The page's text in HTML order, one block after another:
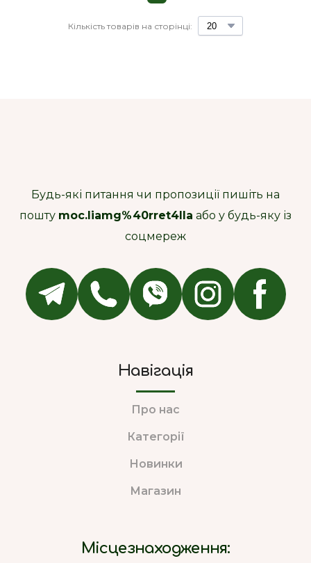
Кількість товарів на сторінці:
Будь-які питання чи пропозиції пишіть на
пошту moc.liamg%40rret4lla або у будь-яку із
соцмереж
Навігація
Про нас
Категорії
Новинки
Магазин
Місцезнаходження: